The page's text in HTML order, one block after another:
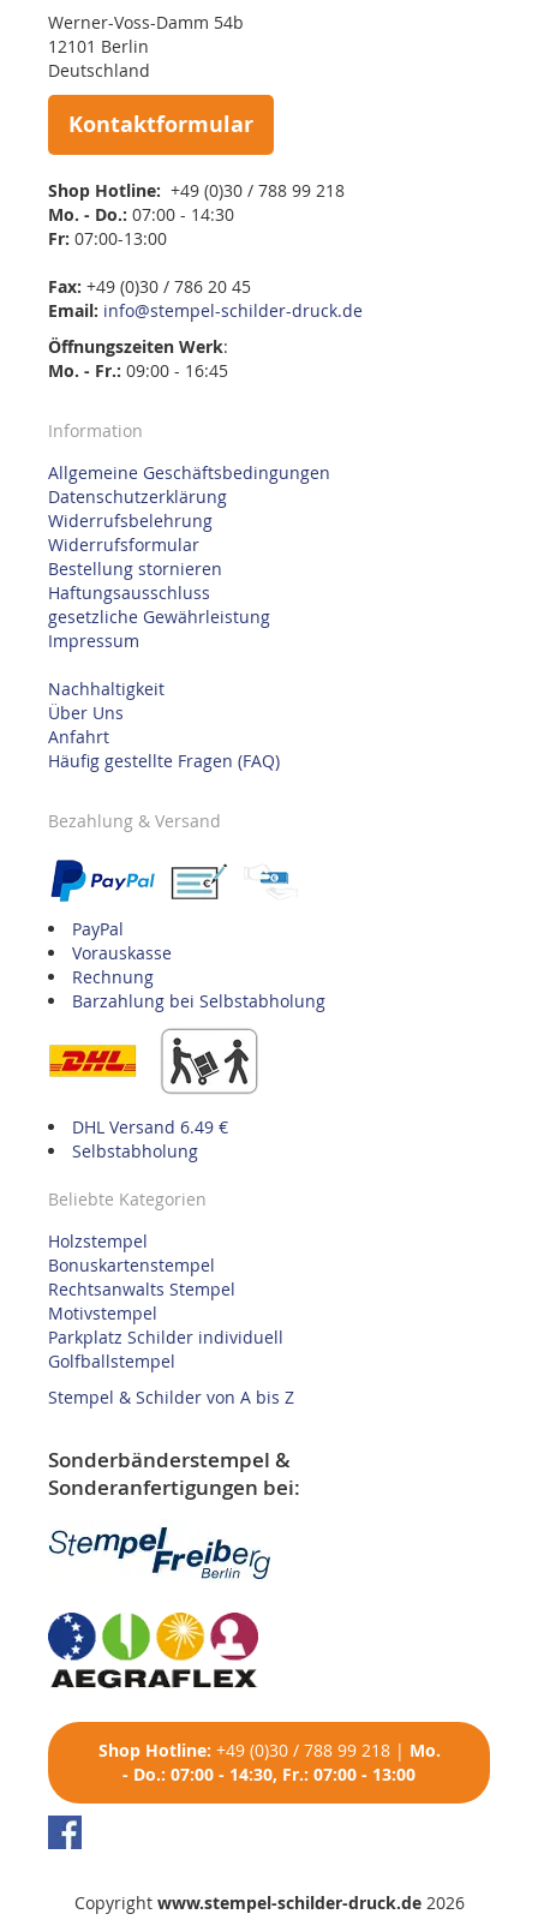
Werner-Voss-Damm 54b
12101 Berlin
Deutschland
Kontaktformular
Shop Hotline: +49 (0)30 / 788 99 218
Mo. - Do.: 07:00 - 14:30
Fr: 07:00-13:00
Fax: +49 (0)30 / 786 20 45
Email: info@stempel-schilder-druck.de
Öffnungszeiten Werk:
Mo. - Fr.: 09:00 - 16:45
Information
Allgemeine Geschäftsbedingungen
Datenschutzerklärung
Widerrufsbelehrung
Widerrufsformular
Bestellung stornieren
Haftungsausschluss
gesetzliche Gewährleistung
Impressum
Nachhaltigkeit
Über Uns
Anfahrt
Häufig gestellte Fragen (FAQ)
Bezahlung & Versand
PayPal
Vorauskasse
Rechnung
Barzahlung bei Selbstabholung
DHL Versand 6.49 €
Selbstabholung
Beliebte Kategorien
Holzstempel
Bonuskartenstempel
Rechtsanwalts Stempel
Motivstempel
Parkplatz Schilder individuell
Golfballstempel
Stempel & Schilder von A bis Z
Sonderbänderstempel &
Sonderanfertigungen bei:
Shop Hotline: +49 (0)30 / 788 99 218| Mo.
- Do.: 07:00 - 14:30, Fr.: 07:00 - 13:00
Copyright www.stempel-schilder-druck.de2026